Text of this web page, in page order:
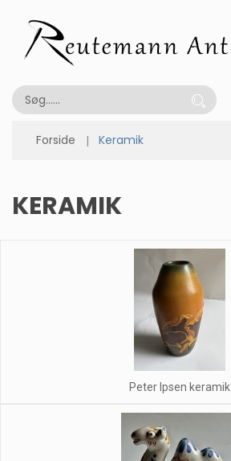
Forside Keramik
KERAMIK
Peter Ipsen keramik